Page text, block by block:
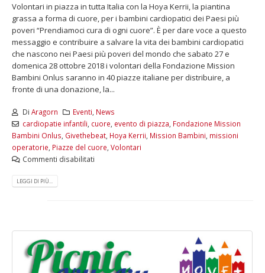
Volontari in piazza in tutta Italia con la Hoya Kerrii, la piantina
grassa a forma di cuore, per i bambini cardiopatici dei Paesi più
poveri “Prendiamoci cura di ogni cuore”. È per dare voce a questo
messaggio e contribuire a salvare la vita dei bambini cardiopatici
che nascono nei Paesi più poveri del mondo che sabato 27 e
domenica 28 ottobre 2018 i volontari della Fondazione Mission
Bambini Onlus saranno in 40 piazze italiane per distribuire, a
fronte di una donazione, la...
Di Aragorn Eventi, News
cardiopatie infantili, cuore, evento di piazza, Fondazione Mission
Bambini Onlus, Givethebeat, Hoya Kerrii, Mission Bambini, missioni
operatorie, Piazze del cuore, Volontari
Commenti disabilitati
LEGGI DI PIÙ...